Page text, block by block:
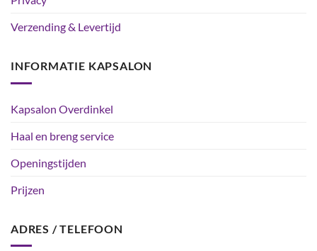
Verzending & Levertijd
INFORMATIE KAPSALON
Kapsalon Overdinkel
Haal en breng service
Openingstijden
Prijzen
ADRES / TELEFOON